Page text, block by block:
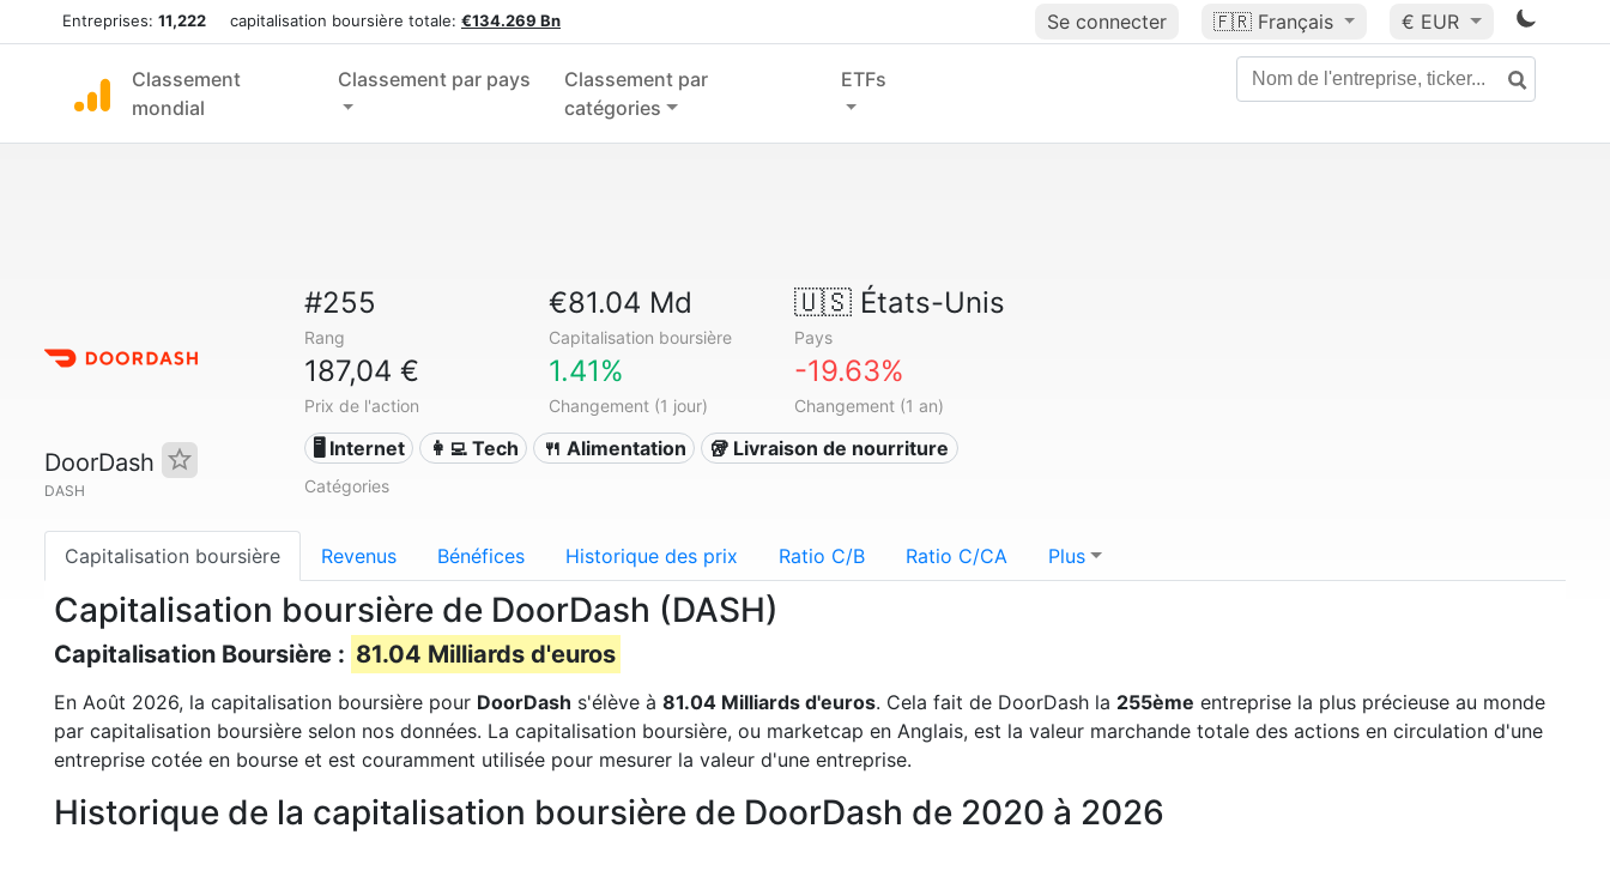
Entreprises: 11,222 capitalisation boursière totale: €134.269 Bn Se connecter 🇫🇷 Français € EUR
Classement
mondial
Classement par pays
Classement par
catégories
ETFs
DoorDash
DASH
#255
Rang
€81.04 Md
Capitalisation boursière
🇺🇸États-Unis
Pays
187,04 €
Prix de l'action
1.41%
Changement (1 jour)
-19.63%
Changement (1 an)
🖥️ Internet 👩‍💻 Tech 🍴 Alimentation 🥡 Livraison de nourriture
Catégories
Capitalisation boursière Revenus Bénéfices Historique des prix Ratio C/B Ratio C/CA Plus
Capitalisation boursière de DoorDash (DASH)
Capitalisation Boursière : 81.04 Milliards d'euros
En Août 2026, la capitalisation boursière pour DoorDash s'élève à 81.04 Milliards d'euros. Cela fait de DoorDash la 255ème entreprise la plus précieuse au monde
par capitalisation boursière selon nos données. La capitalisation boursière, ou marketcap en Anglais, est la valeur marchande totale des actions en circulation d'une
entreprise cotée en bourse et est couramment utilisée pour mesurer la valeur d'une entreprise.
Historique de la capitalisation boursière de DoorDash de 2020 à 2026